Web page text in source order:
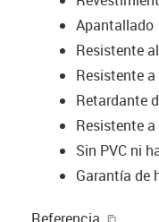
Apantallado
Resistente
Resistente
Retardante
Resistente
Sin PVC ni
Garantía de
Referencia